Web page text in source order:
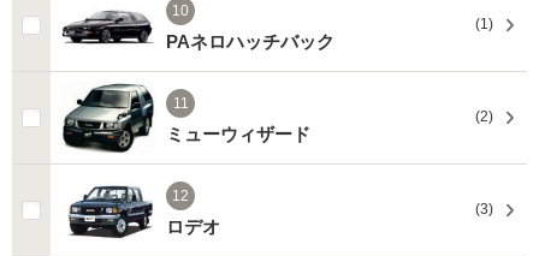
10
PAネロハッチバック
(1)
11
ミューウィザード
(2)
12
ロデオ
(3)